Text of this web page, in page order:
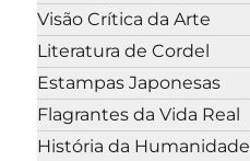
Visão Crítica da Arte
Literatura de Cordel
Estampas Japonesas
Flagrantes da Vida Real
História da Humanidade